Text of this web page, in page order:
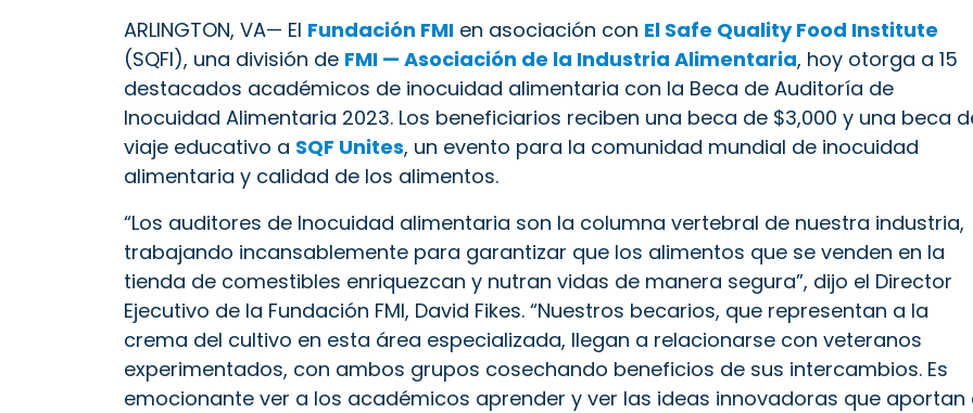
ARLINGTON, VA— El Fundación FMI en asociación con El Safe Quality Food Institute
(SQFI), una división de FMI — Asociación de la Industria Alimentaria, hoy otorga a 15
destacados académicos de inocuidad alimentaria con la Beca de Auditoría de
Inocuidad Alimentaria 2023. Los beneficiarios reciben una beca de $3,000 y una beca
viaje educativo a SQF Unites, un evento para la comunidad mundial de inocuidad
alimentaria y calidad de los alimentos.
“Los auditores de Inocuidad alimentaria son la columna vertebral de nuestra industria,
trabajando incansablemente para garantizar que los alimentos que se venden en la
tienda de comestibles enriquezcan y nutran vidas de manera segura”, dijo el Director
Ejecutivo de la Fundación FMI, David Fikes. “Nuestros becarios, que representan a la
crema del cultivo en esta área especializada, llegan a relacionarse con veteranos
experimentados, con ambos grupos cosechando beneficios de sus intercambios. Es
emocionante ver a los académicos aprender y ver las ideas innovadoras que aportan